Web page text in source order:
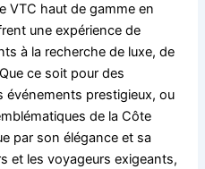
VTC haut de gamme en
une expérience de
à la recherche de luxe, de
ce soit pour des
événements prestigieux, ou
de la Côte
par son élégance et sa
et les voyageurs exigeants,